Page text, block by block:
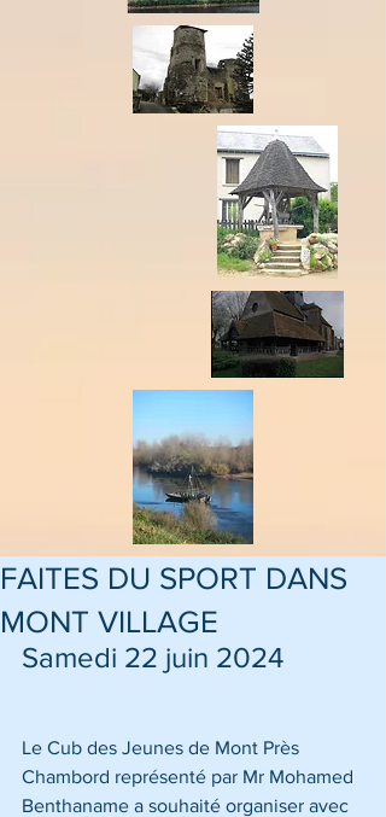
FAITES DU SPORT DANS
MONT VILLAGE
Samedi 22 juin 2024
Le Cub des Jeunes de Mont Près
Chambord représenté par Mr Mohamed
Benthaname a souhaité organiser avec